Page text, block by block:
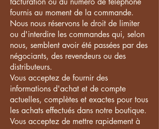
fournis au moment de la commande.
Nous nous réservons le droit de limiter
ou d'interdire les commandes qui, selon
nous, semblent avoir été passées par des
négociants, des revendeurs ou des
distributeurs.
Vous acceptez de fournir des
informations d'achat et de compte
actuelles, complètes et exactes pour tous
les achats effectués dans notre boutique.
Vous acceptez de mettre rapidement à